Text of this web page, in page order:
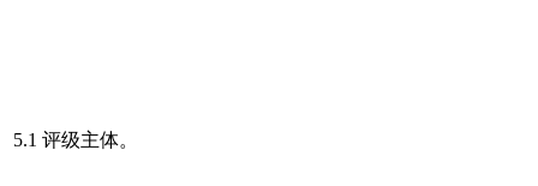
5.1 评级主体。